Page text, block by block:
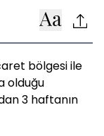
bölgesi ile
olduğu
3 haftanın